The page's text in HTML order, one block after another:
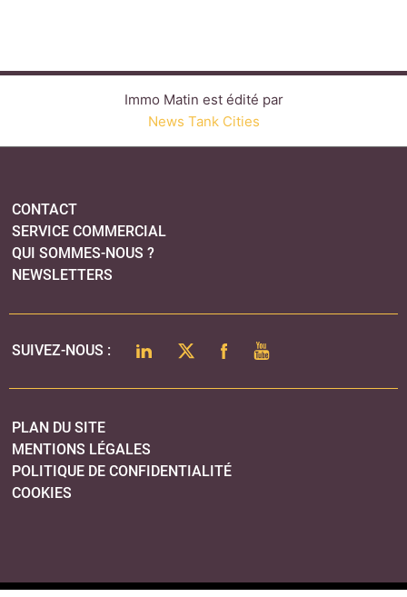
Immo Matin est édité par
News Tank Cities
CONTACT
SERVICE COMMERCIAL
QUI SOMMES-NOUS ?
NEWSLETTERS
SUIVEZ-NOUS : LINKEDINTWITTERFACEBOOK
YOUTUBE
PLAN DU SITE
MENTIONS LÉGALES
POLITIQUE DE CONFIDENTIALITÉ
COOKIES